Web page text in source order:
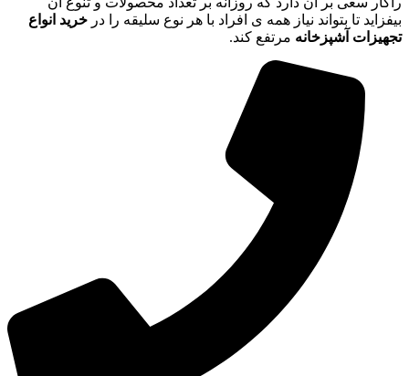
بیفزاید تا بتواند نیاز همه ی افراد با هر نوع سلیقه را در خرید انواع
تجهیزات آشپزخانه مرتفع کند.